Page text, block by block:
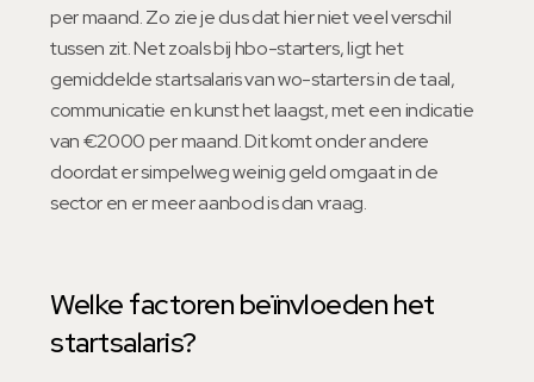
per maand. Zo zie je dus dat hier niet veel verschil
tussen zit. Net zoals bij hbo-starters, ligt het
gemiddelde startsalaris van wo-starters in de taal,
communicatie en kunst het laagst, met een indicatie
van €2000 per maand. Dit komt onder andere
doordat er simpelweg weinig geld omgaat in de
sector en er meer aanbod is dan vraag.
Welke factoren beïnvloeden het
startsalaris?